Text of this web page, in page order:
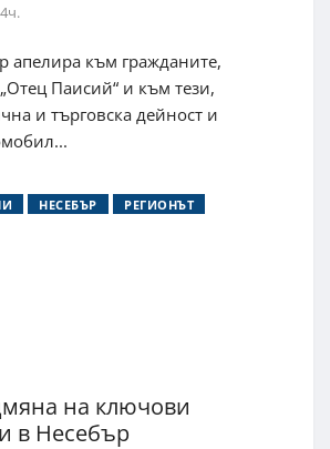
апелира към гражданите,
Паисий“ и към тези,
и търговска дейност и
НЕСЕБЪР РЕГИОНЪТ
на ключови
в Несебър